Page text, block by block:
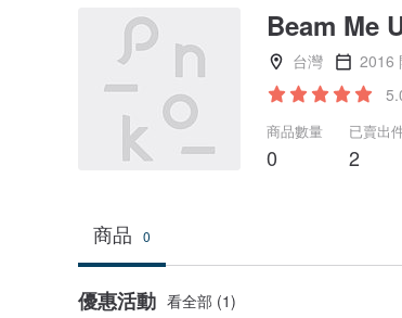
Beam Me
台灣
2016
商品數量
0
已賣出
2
商品 0
優惠活動 看全部 (1)